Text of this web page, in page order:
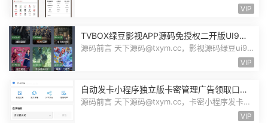
VIP
TVBOX绿豆影视APP源码免授权二开版UI9影
视排行榜TV端手机端完整版源码追剧影视
源码前言 天下源码@txym.cc，影视源码绿豆ui9
VIP
自动发卡小程序独立版卡密管理广告领取口令
领取裂变扩展流量主小程序Custom
源码前言 天下源码@txym.cc，卡密小程序发卡小
VIP